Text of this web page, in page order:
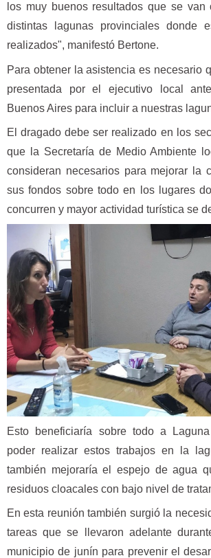
los muy buenos resultados que se van
distintas lagunas provinciales donde
realizados", manifestó Bertone.
Para obtener la asistencia es necesario
presentada por el ejecutivo local
Buenos Aires para incluir a nuestras
El dragado debe ser realizado en los
que la Secretaría de Medio Ambiente
consideran necesarios para mejorar la
sus fondos sobre todo en los lugares
concurren y mayor actividad turística se
Esto beneficiaría sobre todo a
poder realizar estos trabajos en la
también mejoraría el espejo de agua
residuos cloacales con bajo nivel de
En esta reunión también surgió la
tareas que se llevaron adelante
municipio de junín para prevenir el